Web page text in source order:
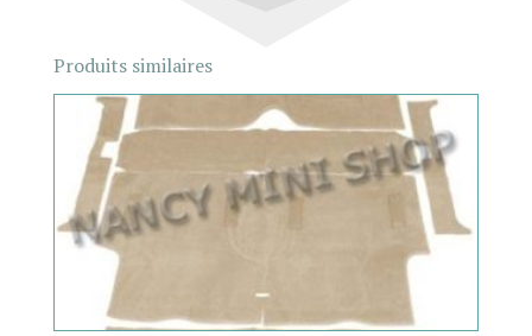
Produits similaires